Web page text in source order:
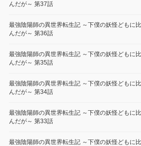
んだが～ 第37話
最強陰陽師の異世界転生記 ～下僕の妖怪どもに
んだが～ 第36話
最強陰陽師の異世界転生記 ～下僕の妖怪どもに
んだが～ 第35話
最強陰陽師の異世界転生記 ～下僕の妖怪どもに
んだが～ 第34話
最強陰陽師の異世界転生記 ～下僕の妖怪どもに
んだが～ 第33話
最強陰陽師の異世界転生記 ～下僕の妖怪どもに